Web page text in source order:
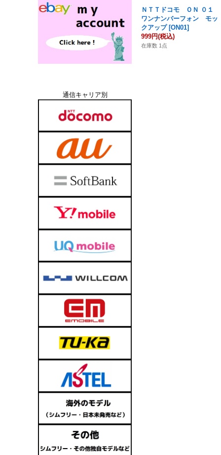
通信キャリア別
ＮＴＴドコモ ＯＮ ０１
ワンナンバーフォン モッ
クアップ [ON01]
999円(税込)
在庫数 1点